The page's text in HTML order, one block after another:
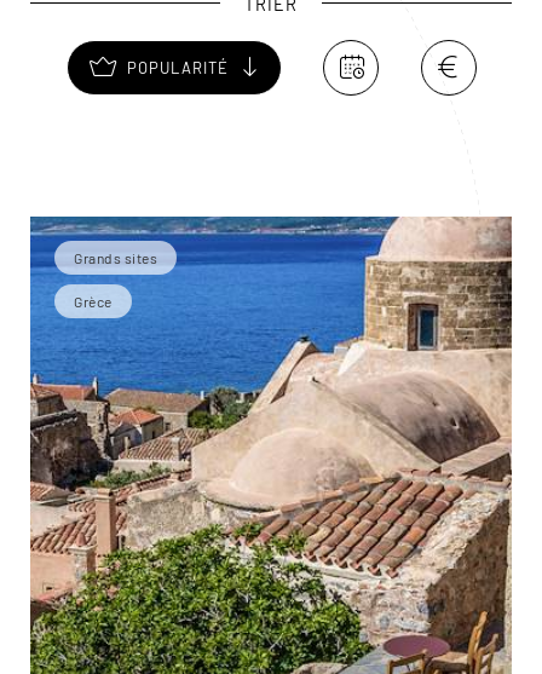
TRIER
POPULARITÉ
Grands sites
Grèce